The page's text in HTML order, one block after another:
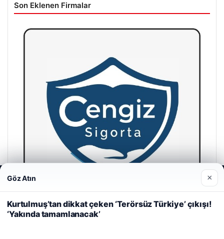
Son Eklenen Firmalar
Web sitemizi nasıl kullandığınızı daha iyi anlayabilmek,
deneyiminizi kişiselleştirmek ve geliştirmek amacıyla çerezler
kullanıyoruz.Çerez Politikamız
Reddet Kabul Et
Göz Atın ×
Kurtulmuş’tan dikkat çeken ‘Terörsüz Türkiye’ çıkışı!
‘Yakında tamamlanacak’